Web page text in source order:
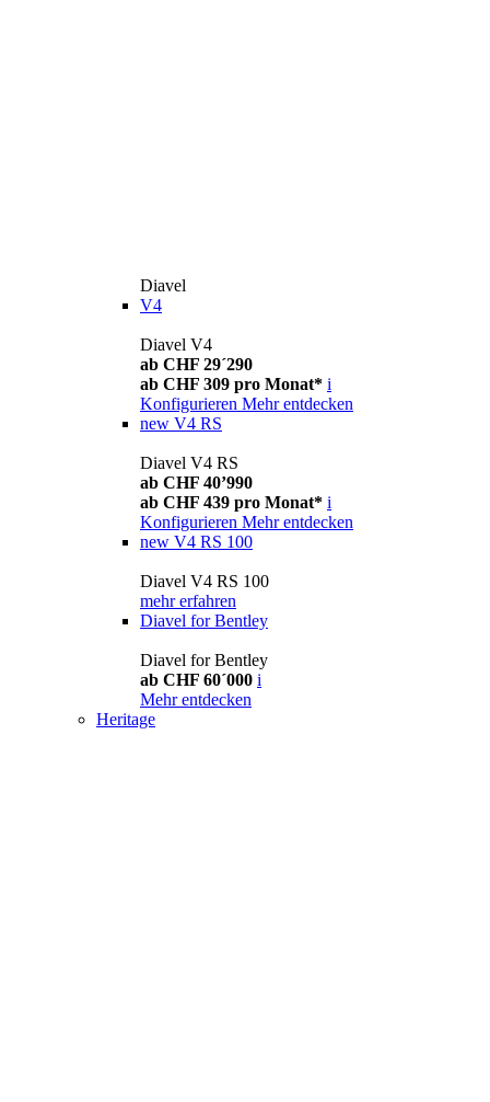
Diavel
V4
Diavel V4
ab CHF 29´290
ab CHF 309 pro Monat* i
Konfigurieren Mehr entdecken
new V4 RS
Diavel V4 RS
ab CHF 40’990
ab CHF 439 pro Monat* i
Konfigurieren Mehr entdecken
new V4 RS 100
Diavel V4 RS 100
mehr erfahren
Diavel for Bentley
Diavel for Bentley
ab CHF 60´000 i
Mehr entdecken
Heritage